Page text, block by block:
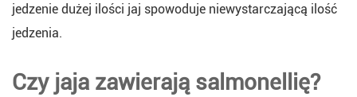
jedzenie dużej ilości jaj spowoduje niewystarczającą ilość
jedzenia.
Czy jaja zawierają salmonellię?